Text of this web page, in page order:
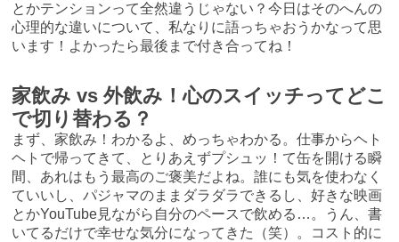
とかテンションって全然違うじゃない？今日はそのへんの
心理的な違いについて、私なりに語っちゃおうかなって思
います！よかったら最後まで付き合ってね！
家飲み vs 外飲み！心のスイッチってどこ
で切り替わる？
まず、家飲み！わかるよ、めっちゃわかる。仕事からヘト
ヘトで帰ってきて、とりあえずプシュッ！て缶を開ける瞬
間、あれはもう最高のご褒美だよね。誰にも気を使わなく
ていいし、パジャマのままダラダラできるし、好きな映画
とかYouTube見ながら自分のペースで飲める…。うん、書
いてるだけで幸せな気分になってきた（笑）。コスト的に